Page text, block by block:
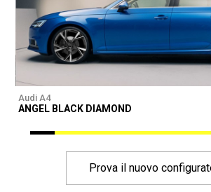
Audi A4
ANGEL BLACK DIAMOND
Prova il nuovo